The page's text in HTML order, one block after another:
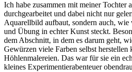
Ich habe zusammen mit meiner Tochter
durchgearbeitet und dabei nicht nur
Aquarellbild aufbaut, sondern auch,
und Übung in echter Kunst steckt.
dem Abschnitt, in dem es darum geht,
Gewürzen viele Farben selbst
Höhlenmalereien. Das war für sie ein
kleines Experimentierabenteuer